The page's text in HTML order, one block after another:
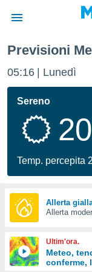
di
per
le
di
Web
le
Previsioni
05:16 Lunedì
Sereno
Temp. percepita
Allerta
Allerta
Ultim'ora.
Meteo,
conferme,